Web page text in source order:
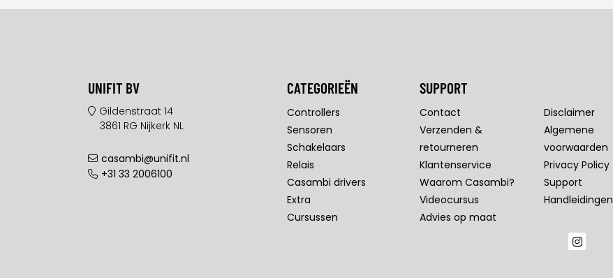
UNIFIT BV
Gildenstraat 14
3861 RG Nijkerk NL
casambi@unifit.nl
+31 33 2006100
CATEGORIEËN
Controllers
Sensoren
Schakelaars
Relais
Casambi drivers
Extra
Cursussen
SUPPORT
Contact
Verzenden &
retourneren
Klantenservice
Waarom Casambi?
Videocursus
Advies op maat
Disclaimer
Algemene
voorwaarden
Privacy Policy
Support
Handleidingen